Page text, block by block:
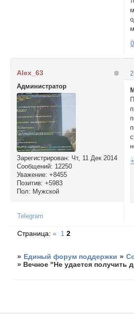
0
Alex_63
Администратор
Зарегистрирован: Чт, 11 Дек 2014
Сообщений: 12250
Уважение: +8455
Позитив: +5983
Пол: Мужской
Telegram
Страница:« 1 2
» Единый форум поддержки »
» Вечное "Не удается получить